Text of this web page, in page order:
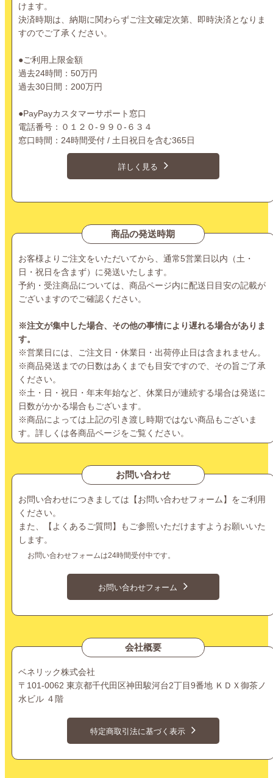
けます。
決済時期は、納期に関わらずご注文確定次第、即時決済となりま
すのでご了承ください。
●ご利用上限金額
過去24時間：50万円
過去30日間：200万円
●PayPayカスタマーサポート窓口
電話番号：０１２０-９９０-６３４
窓口時間：24時間受付 / 土日祝日を含む365日
詳しく見る
商品の発送時期
お客様よりご注文をいただいてから、通常5営業日以内（土・
日・祝日を含まず）に発送いたします。
予約・受注商品については、商品ページ内に配送日目安の記載が
ございますのでご確認ください。
※注文が集中した場合、その他の事情により遅れる場合がありま
す。
※営業日には、ご注文日・休業日・出荷停止日は含まれません。
※商品発送までの日数はあくまでも目安ですので、その旨ご了承
ください。
※土・日・祝日・年末年始など、休業日が連続する場合は発送に
日数がかかる場合もございます。
※商品によっては上記の引き渡し時期ではない商品もございま
す。詳しくは各商品ページをご覧ください。
お問い合わせ
お問い合わせにつきましては【お問い合わせフォーム 】をご利用
ください。
また、【 よくあるご質問 】もご参照いただけますようお願いいた
します。
お問い合わせフォームは24時間受付中です。
お問い合わせフォーム
会社概要
ベネリック株式会社
〒101-0062 東京都千代田区神田駿河台2丁目9番地 ＫＤＸ御茶ノ
水ビル ４階
特定商取引法に基づく表示